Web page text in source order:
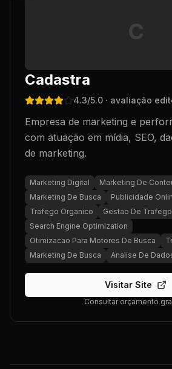
C
Cadastra
4.3/5.0 · avaliação
Empresa de marketing e
com atuação em mídia, SEO,
de marketing.
Marketing Digital
Marketing De
Marketing De Busca
Publicidade
Trafego Organico
Gestao De Trafego
Search Engine Optimization
Otimizacao Para Motores De Busca
Marketing De Busca
Analise De
Visitar Site
Consultar orçamento